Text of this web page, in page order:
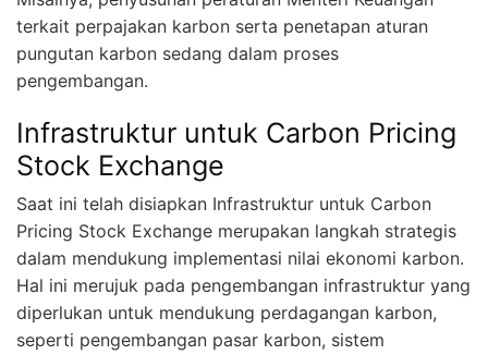
terkait perpajakan karbon serta penetapan aturan
pungutan karbon sedang dalam proses
pengembangan.
Infrastruktur untuk Carbon Pricing
Stock Exchange
Saat ini telah disiapkan Infrastruktur untuk Carbon
Pricing Stock Exchange merupakan langkah strategis
dalam mendukung implementasi nilai ekonomi karbon.
Hal ini merujuk pada pengembangan infrastruktur yang
diperlukan untuk mendukung perdagangan karbon,
seperti pengembangan pasar karbon, sistem